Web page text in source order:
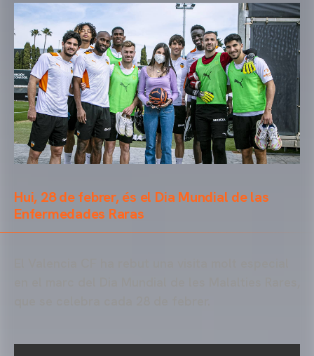
Hui, 28 de febrer, és el Dia Mundial de las
Enfermedades Raras